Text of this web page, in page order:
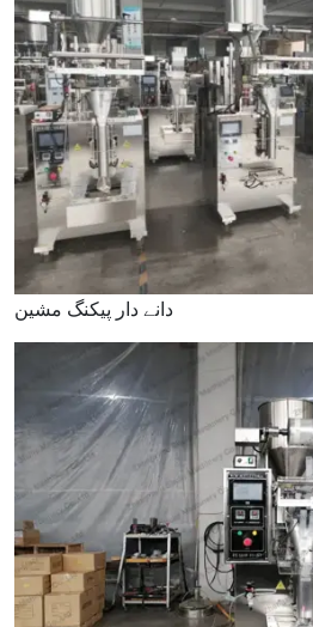
دانے دار پیکنگ مشین